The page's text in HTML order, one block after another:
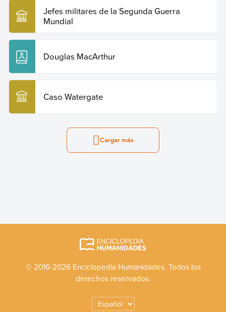
Jefes militares de la Segunda Guerra
Mundial
Douglas MacArthur
Caso Watergate
Cargar más
© 2016-2026 Enciclopedia Humanidades. Todos los
derechos reservados.